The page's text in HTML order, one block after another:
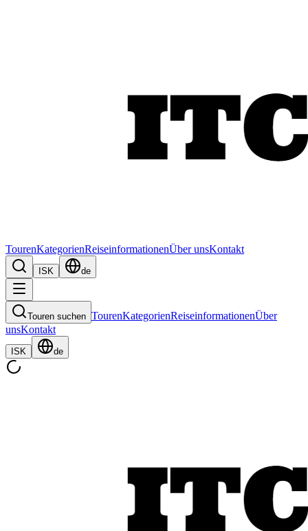
TourenKategorienReiseinformationenÜber unsKontakt
ISK de
Touren suchen TourenKategorienReiseinformationenÜber
unsKontakt
ISK de